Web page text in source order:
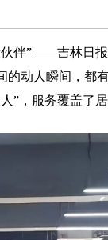
伴”——吉林日报
动人瞬间，都
”，服务覆盖了